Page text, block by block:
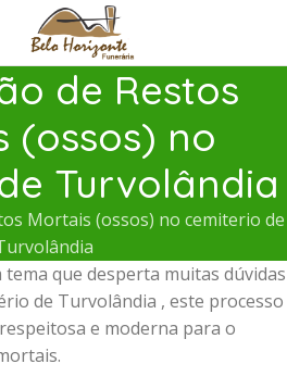
de Restos
(ossos) no
Turvolândia
Mortais (ossos) no cemiterio de
tema que desperta muitas dúvidas
de Turvolândia , este processo
e moderna para o